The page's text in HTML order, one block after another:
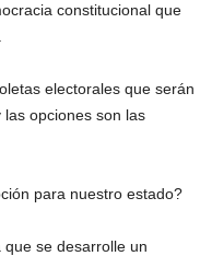
constitucional que
electorales que serán
opciones son las
para nuestro estado?
se desarrolle un